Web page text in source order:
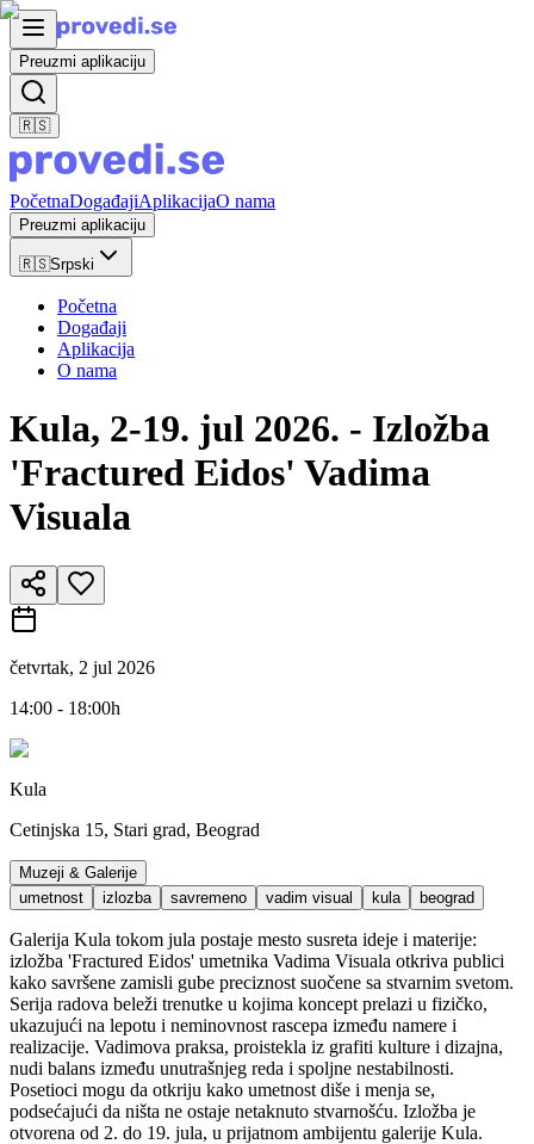
Preuzmi aplikaciju
🇷🇸
PočetnaDogađajiAplikacijaO nama
Preuzmi aplikaciju
🇷🇸Srpski
Početna
Događaji
Aplikacija
O nama
Kula, 2-19. jul 2026. - Izložba
'Fractured Eidos' Vadima
Visuala
četvrtak, 2 jul 2026
14:00 - 18:00h
Kula
Cetinjska 15, Stari grad, Beograd
Muzeji & Galerije
umetnost
izlozba savremeno vadim visual kula beograd
Galerija Kula tokom jula postaje mesto susreta ideje i materije:
izložba 'Fractured Eidos' umetnika Vadima Visuala otkriva publici
kako savršene zamisli gube preciznost suočene sa stvarnim svetom.
Serija radova beleži trenutke u kojima koncept prelazi u fizičko,
ukazujući na lepotu i neminovnost rascepa između namere i
realizacije. Vadimova praksa, proistekla iz grafiti kulture i dizajna,
nudi balans između unutrašnjeg reda i spoljne nestabilnosti.
Posetioci mogu da otkriju kako umetnost diše i menja se,
podsećajući da ništa ne ostaje netaknuto stvarnošću. Izložba je
otvorena od 2. do 19. jula, u prijatnom ambijentu galerije Kula.